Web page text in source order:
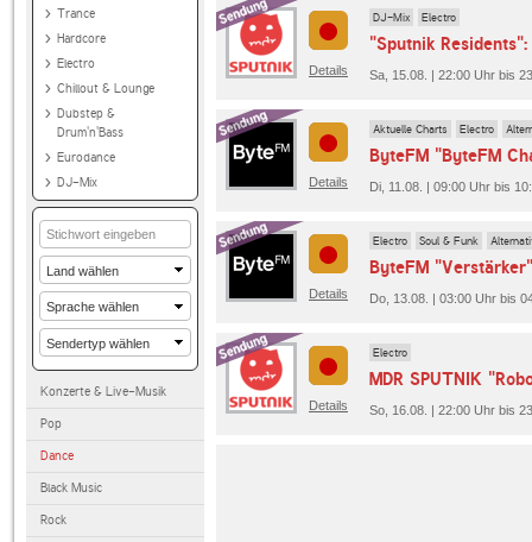
Trance
Hardcore
Electro
Chillout & Lounge
Dubstep &
Drum'n'Bass
Eurodance
DJ-Mix
Konzerte & Live-Musik
Pop
Dance
Black Music
Rock
Details
DJ-Mix Electro
"Sputnik
Sa, 15.08. | 22:00 Uhr bis
Details
Aktuelle Charts Electro
ByteFM "ByteFM
Di, 11.08. | 09:00 Uhr bis
Details
Electro Soul & Funk
ByteFM "Verstärker"
Do, 13.08. | 03:00 Uhr bis
Details
Electro
MDR SPUTNIK
So, 16.08. | 22:00 Uhr bis